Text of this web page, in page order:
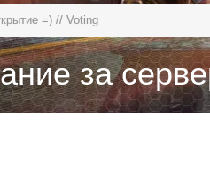
=) // Voting
за